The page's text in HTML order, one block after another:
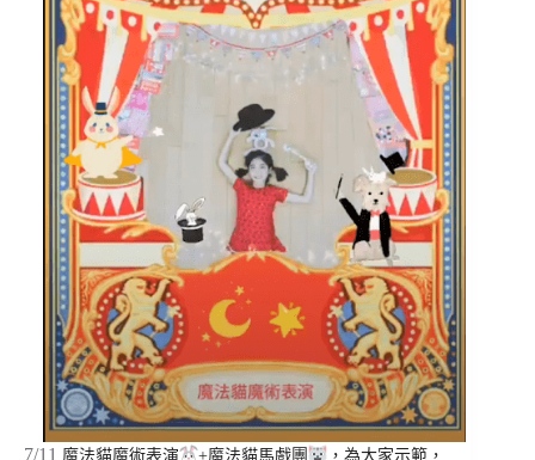
7/11 魔法貓魔術表演 +魔法貓馬戲團
，為大家示範，